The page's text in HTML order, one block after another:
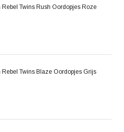
Rebel Twins Rush Oordopjes Roze
Rebel Twins Blaze Oordopjes Grijs